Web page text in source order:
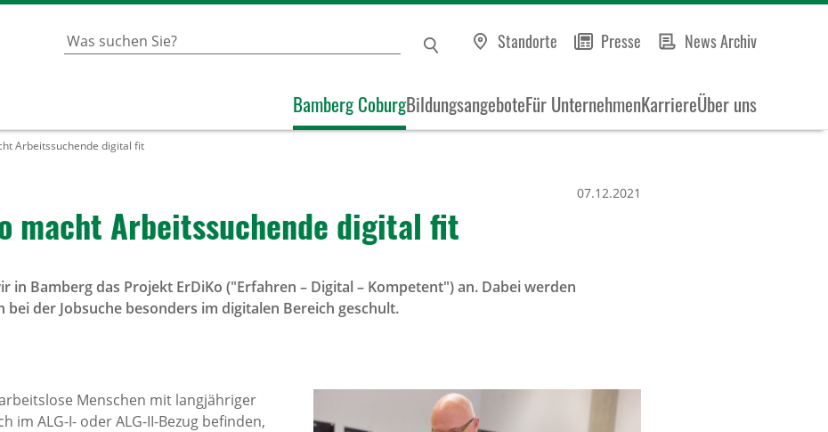
Standorte Presse News Archiv
Bamberg CoburgBildungsangeboteFür UnternehmenKarriereÜber uns
Arbeitssuchende digital fit
macht Arbeits­su­chende digital fit
07.12.2021
in Bamberg das Projekt ErDiKo ("Erfahren – Digital – Kompetent") an. Dabei werden
der Jobsuche besonders im digitalen Bereich geschult.
Menschen mit langjähriger
im ALG-I- oder ALG-II-Bezug befinden,